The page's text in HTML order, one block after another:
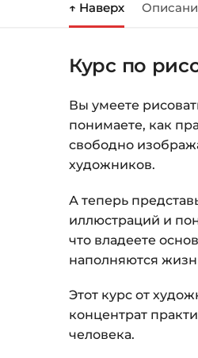
↑ Наверх
Курс по
Вы умеете
понимаете, как
свободно
художников.
А теперь
иллюстраций и
что владеете
наполняются
Этот курс от
концентрат
человека.